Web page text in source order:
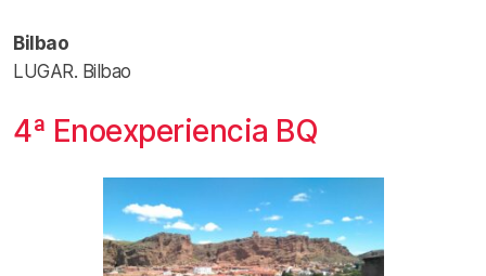
Bilbao
LUGAR. Bilbao
4ª Enoexperiencia BQ